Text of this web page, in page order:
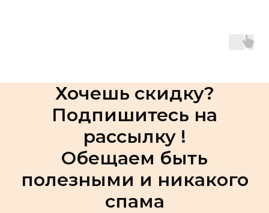
Хочешь скидку?
Подпишитесь на
рассылку !
Обещаем быть
полезными и никакого
спама